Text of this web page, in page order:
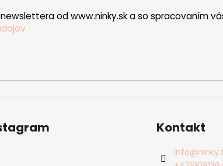
od www.ninky.sk a so spracovaním
Kontakt
info@